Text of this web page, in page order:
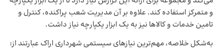
و متمرکز استفاده کند. علاوه بر آن مدیریت شعب پراکنده، کنترل و
تامین خدمات و کالاها نیز به یک ابزار یکپارچه نیاز داشت.
به‌شکل خلاصه، مهم‌ترین نیازهای سیستمی شهرداری اراک عبارتند از: